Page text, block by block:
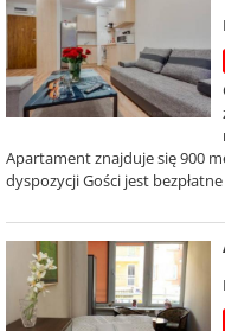
Apartament znajduje się 900
dyspozycji Gości jest bezpłatne